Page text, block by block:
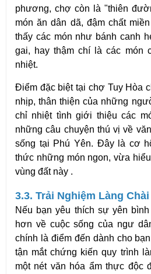
phương, chợ còn là "thiên
món ăn dân dã, đậm chất
thấy các món như bánh canh
gai, hay thậm chí là các món
nhiệt.
Điểm đặc biệt tại chợ Tuy Hòa
nhịp, thân thiện của những
chỉ nhiệt tình giới thiệu các
những câu chuyện thú vị về
sống tại Phú Yên. Đây là cơ
thức những món ngon, vừa
vùng đất này .
3.3. Trải Nghiệm Làng
Nếu bạn yêu thích sự yên
hơn về cuộc sống của ngư
chính là điểm đến dành cho
tận mắt chứng kiến quy trình
một nét văn hóa ẩm thực độc